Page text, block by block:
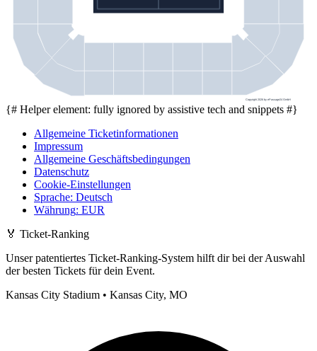
Copyright 2026 by ePassage24 GmbH
{# Helper element: fully ignored by assistive tech and snippets #}
Allgemeine Ticketinformationen
Impressum
Allgemeine Geschäftsbedingungen
Datenschutz
Cookie-Einstellungen
Sprache: Deutsch
Währung: EUR
🏅 Ticket-Ranking
Unser patentiertes Ticket-Ranking-System hilft dir bei der Auswahl
der besten Tickets für dein Event.
Kansas City Stadium • Kansas City, MO